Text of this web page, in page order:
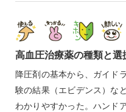
高血圧治療薬の種類と選
降圧剤の基本から、ガイド
験の結果（エビデンス）な
わかりやすかった。ハンド